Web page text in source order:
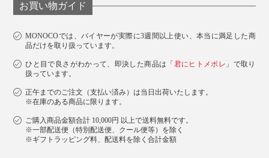
お買い物ガイド
MONOCOでは、バイヤーが実際に3週間以上使い、本当に満足した商
品だけを取り扱っています。
ひと目で良さがわかって、即決した商品は「 君にヒトメボレ 」で取り
扱っています。
正午までのご注文（支払い済み）は当日出荷いたします。
※在庫のある商品に限ります。
ご購入商品金額合計 10,000円 以上で送料無料です。
※一部配送便（特別配送便、クール便等）を除く
※ギフトラッピング料、配送料を除く合計金額